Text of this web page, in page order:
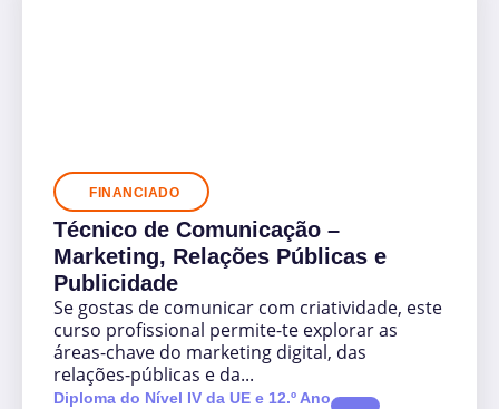
FINANCIADO
Técnico de Comunicação –
Marketing, Relações Públicas e
Publicidade
Se gostas de comunicar com criatividade, este
curso profissional permite-te explorar as
áreas-chave do marketing digital, das
relações-públicas e da...
Diploma do Nível IV da UE e 12.º Ano